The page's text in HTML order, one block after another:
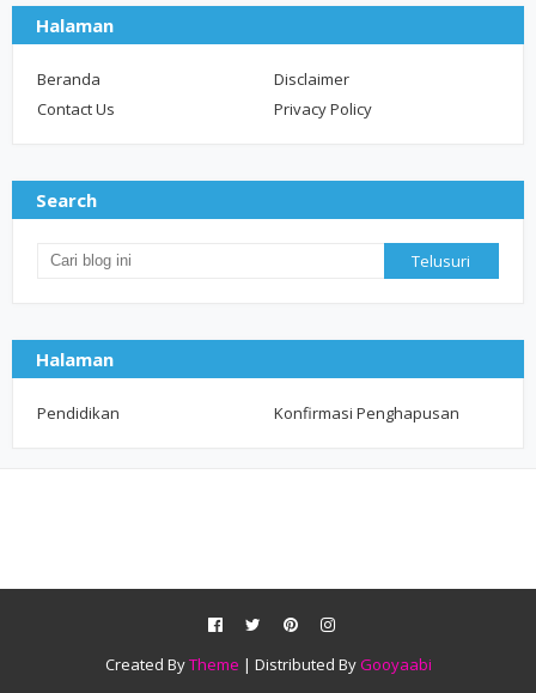
Halaman
Beranda
Disclaimer
Contact Us
Privacy Policy
Search
Halaman
Pendidikan Konfirmasi Penghapusan
Created ByTheme | Distributed By Gooyaabi